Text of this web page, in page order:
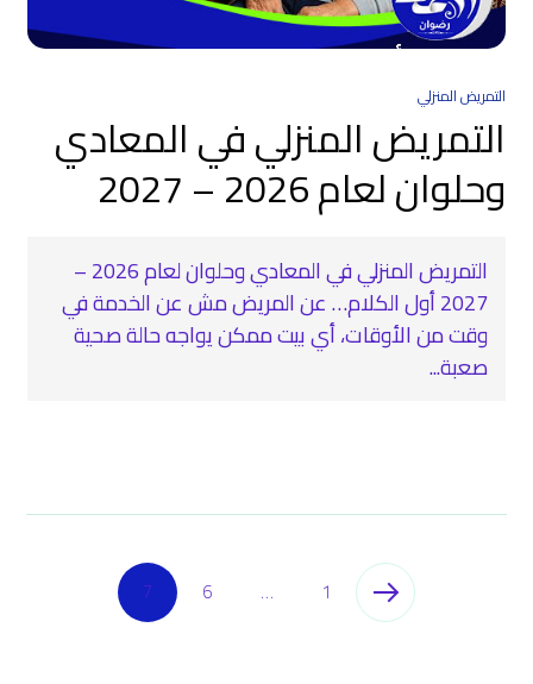
التمريض المنزلي
التمريض المنزلي في المعادي
وحلوان لعام 2026 – 2027
التمريض المنزلي في المعادي وحلوان لعام 2026 –
2027 أول الكلام… عن المريض مش عن الخدمة في
وقت من الأوقات، أي بيت ممكن يواجه حالة صحية
صعبة...
1
…
6
7